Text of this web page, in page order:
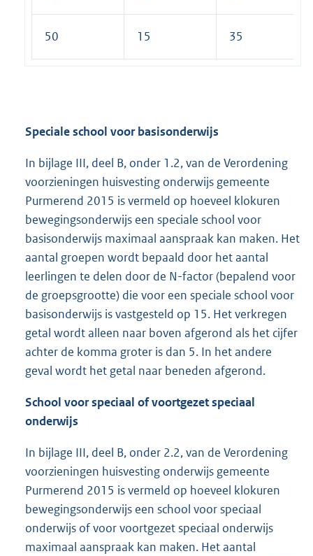
50 15 35
Speciale school voor basisonderwijs
In bijlage III, deel B, onder 1.2, van de Verordening
voorzieningen huisvesting onderwijs gemeente
Purmerend 2015 is vermeld op hoeveel klokuren
bewegingsonderwijs een speciale school voor
basisonderwijs maximaal aanspraak kan maken. Het
aantal groepen wordt bepaald door het aantal
leerlingen te delen door de N-factor (bepalend voor
de groepsgrootte) die voor een speciale school voor
basisonderwijs is vastgesteld op 15. Het verkregen
getal wordt alleen naar boven afgerond als het cijfer
achter de komma groter is dan 5. In het andere
geval wordt het getal naar beneden afgerond.
School voor speciaal of voortgezet speciaal
onderwijs
In bijlage III, deel B, onder 2.2, van de Verordening
voorzieningen huisvesting onderwijs gemeente
Purmerend 2015 is vermeld op hoeveel klokuren
bewegingsonderwijs een school voor speciaal
onderwijs of voor voortgezet speciaal onderwijs
maximaal aanspraak kan maken. Het aantal